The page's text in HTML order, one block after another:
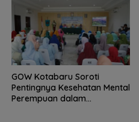
GOW Kotabaru Soroti
Pentingnya Kesehatan Mental
Perempuan dalam